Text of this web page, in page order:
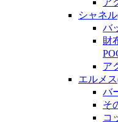
シャネ
バ
財
ア
エルメ
バ
そ
コ